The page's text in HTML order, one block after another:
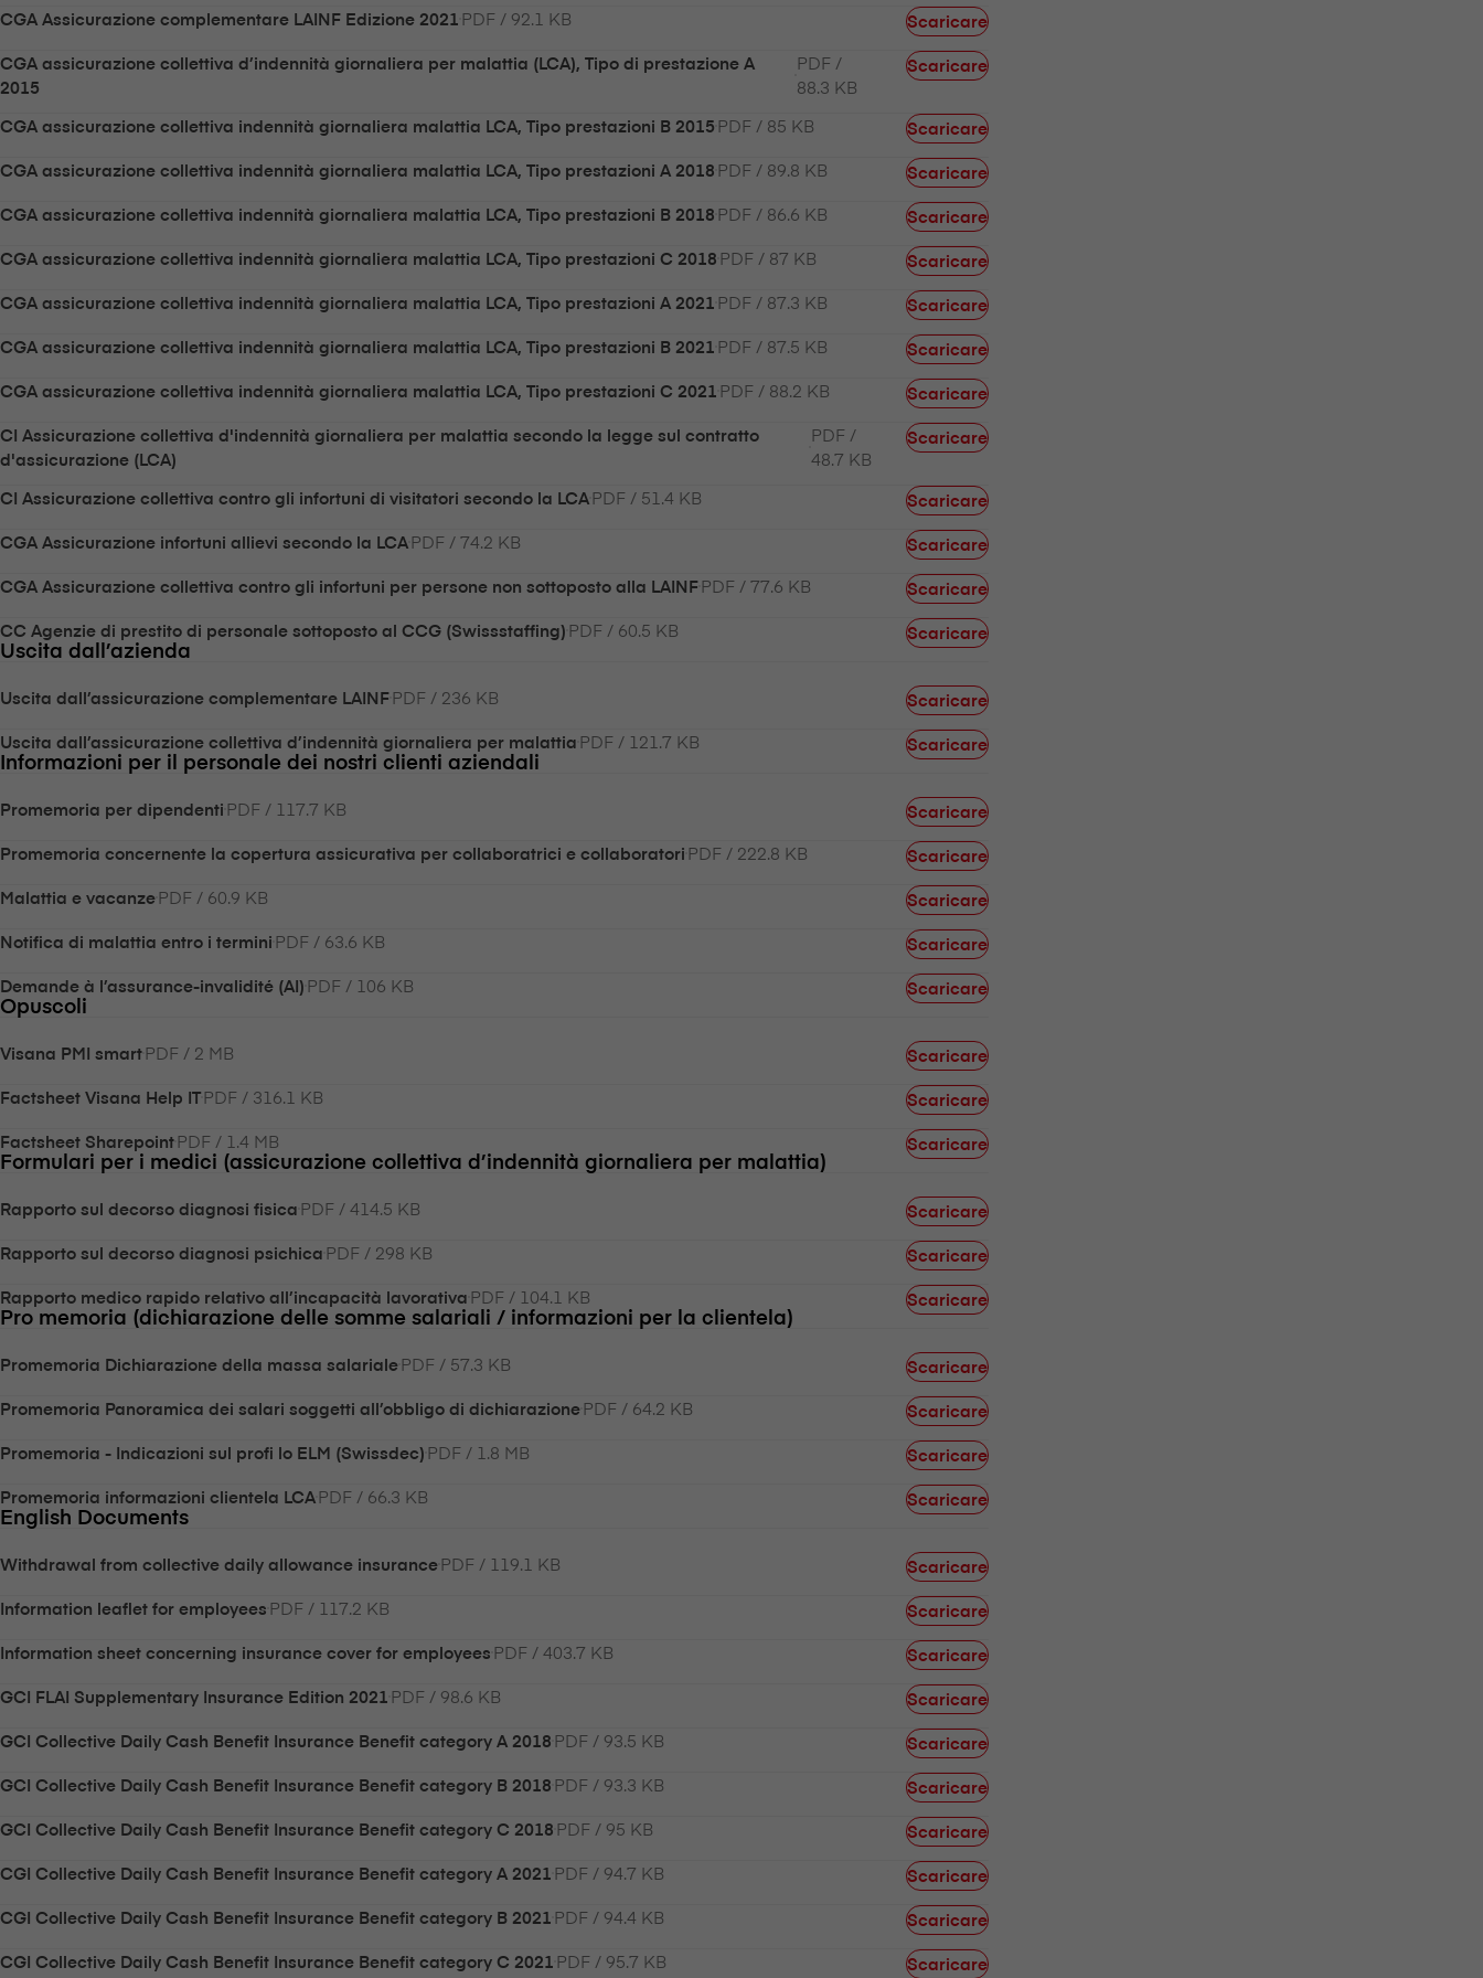
CGA Assicurazione complementare LAINF Edizione 2021 PDF / 92.1 KB
Scaricare
CGA assicurazione collettiva d’indennità giornaliera per malattia (LCA), Tipo di prestazione A
2015
PDF /
88.3 KB
Scaricare
CGA assicurazione collettiva indennità giornaliera malattia LCA, Tipo prestazioni B 2015 PDF / 85 KB
Scaricare
CGA assicurazione collettiva indennità giornaliera malattia LCA, Tipo prestazioni A 2018 PDF / 89.8 KB
Scaricare
CGA assicurazione collettiva indennità giornaliera malattia LCA, Tipo prestazioni B 2018 PDF / 86.6 KB
Scaricare
CGA assicurazione collettiva indennità giornaliera malattia LCA, Tipo prestazioni C 2018 PDF / 87 KB
Scaricare
CGA assicurazione collettiva indennità giornaliera malattia LCA, Tipo prestazioni A 2021 PDF / 87.3 KB
Scaricare
CGA assicurazione collettiva indennità giornaliera malattia LCA, Tipo prestazioni B 2021 PDF / 87.5 KB
Scaricare
CGA assicurazione collettiva indennità giornaliera malattia LCA, Tipo prestazioni C 2021 PDF / 88.2 KB
Scaricare
CI Assicurazione collettiva d'indennità giornaliera per malattia secondo la legge sul contratto
d'assicurazione (LCA)
PDF /
48.7 KB
Scaricare
CI Assicurazione collettiva contro gli infortuni di visitatori secondo la LCAPDF / 51.4 KB
Scaricare
CGA Assicurazione infortuni allievi secondo la LCAPDF / 74.2 KB
Scaricare
CGA Assicurazione collettiva contro gli infortuni per persone non sottoposto alla LAINFPDF / 77.6 KB
Scaricare
CC Agenzie di prestito di personale sottoposto al CCG (Swissstaffing) PDF / 60.5 KB Scaricare
Uscita dall’azienda
Uscita dall’assicurazione complementare LAINFPDF / 236 KB
Scaricare
Uscita dall’assicurazione collettiva d’indennità giornaliera per malattia PDF / 121.7 KB Scaricare
Informazioni per il personale dei nostri clienti aziendali
Promemoria per dipendenti PDF / 117.7 KB
Scaricare
Promemoria concernente la copertura assicurativa per collaboratrici e collaboratori PDF / 222.8 KB
Scaricare
Malattia e vacanzePDF / 60.9 KB
Scaricare
Notifica di malattia entro i termini PDF / 63.6 KB
Scaricare
Demande à l’assurance-invalidité (AI) PDF / 106 KB Scaricare
Opuscoli
V⁠i⁠s⁠a⁠n⁠a PMI smartPDF / 2 MB
Scaricare
Factsheet V⁠i⁠s⁠a⁠n⁠a Help ITPDF / 316.1 KB
Scaricare
Factsheet SharepointPDF / 1.4 MB Scaricare
Formulari per i medici (assicurazione collettiva d’indennità giornaliera per malattia)
Rapporto sul decorso diagnosi fisica PDF / 414.5 KB
Scaricare
Rapporto sul decorso diagnosi psichica PDF / 298 KB
Scaricare
Rapporto medico rapido relativo all’incapacità lavorativa PDF / 104.1 KB Scaricare
Pro memoria (dichiarazione delle somme salariali / informazioni per la clientela)
Promemoria Dichiarazione della massa salarialePDF / 57.3 KB
Scaricare
Promemoria Panoramica dei salari soggetti all’obbligo di dichiarazionePDF / 64.2 KB
Scaricare
Promemoria - Indicazioni sul profi lo ELM (Swissdec) PDF / 1.8 MB
Scaricare
Promemoria informazioni clientela LCAPDF / 66.3 KB Scaricare
English Documents
Withdrawal from collective daily allowance insurancePDF / 119.1 KB
Scaricare
Information leaflet for employees PDF / 117.2 KB
Scaricare
Information sheet concerning insurance cover for employees PDF / 403.7 KB
Scaricare
GCI FLAI Supplementary Insurance Edition 2021 PDF / 98.6 KB
Scaricare
GCI Collective Daily Cash Benefit Insurance Benefit category A 2018 PDF / 93.5 KB
Scaricare
GCI Collective Daily Cash Benefit Insurance Benefit category B 2018 PDF / 93.3 KB
Scaricare
GCI Collective Daily Cash Benefit Insurance Benefit category C 2018 PDF / 95 KB
Scaricare
CGI Collective Daily Cash Benefit Insurance Benefit category A 2021 PDF / 94.7 KB
Scaricare
CGI Collective Daily Cash Benefit Insurance Benefit category B 2021 PDF / 94.4 KB
Scaricare
CGI Collective Daily Cash Benefit Insurance Benefit category C 2021 PDF / 95.7 KB
Scaricare